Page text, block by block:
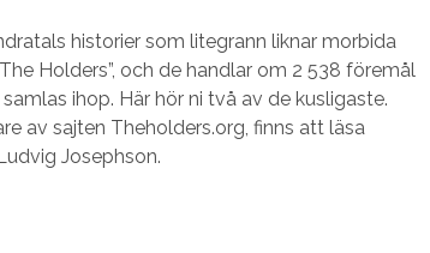
historier som litegrann liknar morbida
Holders”, och de handlar om 2 538 föremål
ihop. Här hör ni två av de kusligaste.
av sajten Theholders.org, finns att läsa
Josephson.